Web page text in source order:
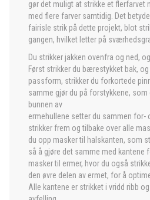
gør det muligt at strikke et flerfarvet
med flere farver samtidig. Det
fairisle strik på dette projekt, blot
gangen, hvilket letter på
Du strikker jakken ovenfra og ned,
Først strikker du bærestykket bak,
passform, strikker du forkortede
samme gjør du på forstykkene, som
bunnen av
ermehullene setter du sammen for-
strikker frem og tilbake over alle
du opp masker til halskanten, som
så å gjøre det samme med kantene
masker til ermer, hvor du også
den øvre delen av ermet, for å
Alle kantene er strikket i vridd ribb